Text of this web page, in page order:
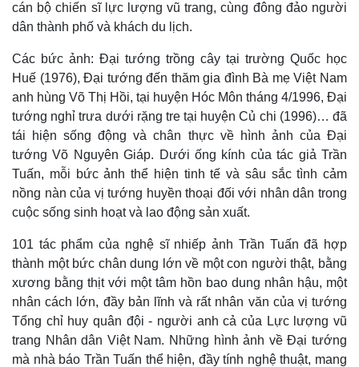
cán bộ chiến sĩ lực lượng vũ trang, cùng đông đảo người
dân thành phố và khách du lịch.
Các bức ảnh: Đại tướng trồng cây tại trường Quốc học
Huế (1976), Đại tướng đến thăm gia đình Bà mẹ Việt Nam
anh hùng Võ Thị Hồi, tại huyện Hóc Môn tháng 4/1996, Đại
tướng nghỉ trưa dưới rặng tre tại huyện Củ chi (1996)… đã
tái hiện sống động và chân thực về hình ảnh của Đại
tướng Võ Nguyên Giáp. Dưới ống kính của tác giả Trần
Tuấn, mỗi bức ảnh thể hiện tinh tế và sâu sắc tình cảm
nồng nàn của vị tướng huyền thoại đối với nhân dân trong
cuộc sống sinh hoạt và lao động sản xuất.
101 tác phẩm của nghệ sĩ nhiếp ảnh Trần Tuấn đã hợp
thành một bức chân dung lớn về một con người thật, bằng
xương bằng thịt với một tâm hồn bao dung nhân hậu, một
nhân cách lớn, đầy bản lĩnh và rất nhân văn của vị tướng
Tổng chỉ huy quân đội - người anh cả của Lực lượng vũ
trang Nhân dân Việt Nam. Những hình ảnh về Đại tướng
mà nhà báo Trần Tuấn thể hiện, đầy tính nghệ thuật, mang